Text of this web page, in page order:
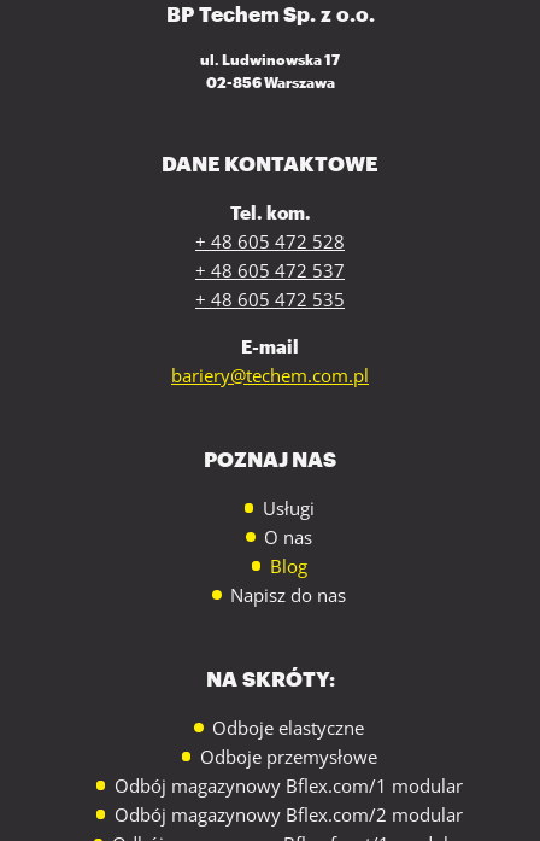
BP Techem Sp. z o.o.
ul. Ludwinowska 17
02-856 Warszawa
DANE KONTAKTOWE
Tel. kom.
+ 48 605 472 528
+ 48 605 472 537
+ 48 605 472 535
E-mail
bariery@techem.com.pl
POZNAJ NAS
Usługi
O nas
Blog
Napisz do nas
NA SKRÓTY:
Odboje elastyczne
Odboje przemysłowe
Odbój magazynowy Bflex.com/1 modular
Odbój magazynowy Bflex.com/2 modular